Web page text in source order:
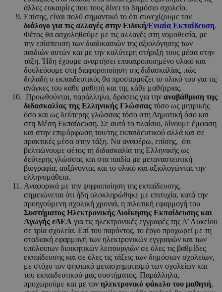
άλλες ευκαιρίες που τους δίνει το δημόσιο σχολείο.
Επίσης, είναι πολύ σημαντικό το ότι συνεχίζουμε τον
διάλογο για τις αλλαγές στην Ειδική/Ενιαία Εκπαίδευση.
Φέτος θα ασχοληθούμε με τις αλλαγές στη νομοθεσία, με
την επίσπευση των διαδικασιών της αξιολόγησης των
παιδιών αυτών και με την καλύτερη στήριξή τους μέσα στην
τάξη. Ήδη έχουμε αναρτήσει επικαιροποιημένο υλικό και
δουλεύουμε στη διαφοροποίηση της διδασκαλίας, πώς
δηλαδή ο εκπαιδευτικός θα προσαρμόζει το υλικό του για τις
ανάγκες του κάθε μαθητή και της κάθε μαθήτριας.
Προωθούνται, παράλληλα, δράσεις για την αναβάθμιση της
διδασκαλίας της Ελληνικής Γλώσσας τόσο ως μητρικής
όσο και ως δεύτερης γλώσσας τόσο στη Δημοτική όσο και
στη Μέση Εκπαίδευση. Σε αυτό το πλαίσιο, δίνουμε έμφαση
και στην επιμόρφωση του/της εκπαιδευτικού αλλά και σε
πρακτικές μέσα στην τάξη. Να αναφέρω, επίσης, ότι
βελτιώνουμε φέτος τη διδασκαλία της Ελληνικής ως
δεύτερης γλώσσας και στα παιδία με μεταναστευτική
βιογραφία, αυξάνοντας και το υλικό και αξιολογώντας την
ελληνομάθεια.
Αναφορικά με την ψηφιοποίηση της εκπαίδευσης,
σημειώνεται ότι ήδη ολοκληρώθηκε με επιτυχία, κατά την
προηγούμενη σχολική χρονιά, η πιλοτική εφαρμογή του
Συστήματος Ηλεκτρονικής Διοίκησης Εκπαίδευσης και
Αγωγής eΔΕΑ για τις ηλεκτρονικές εγγραφές της Α’ Λυκείου
σε τρία σχολεία. Επί του παρόντος, το έργο προχωρεί με τη
σταδιακή εφαρμογή των ηλεκτρονικών εγγραφών και των
υπόλοιπων διοικητικών λειτουργιών σε όλες τις βαθμίδες
εκπαίδευσης και σε όλες τις τάξεις των δημόσιων σχολείων,
με στόχο τον ψηφιακό μετασχηματισμό των σχολείων και
του εκπαιδευτικού μας συστήματος. Παράλληλα,
προχωρούμε και με τον ηλεκτρονικό φάκελο του μαθητή,